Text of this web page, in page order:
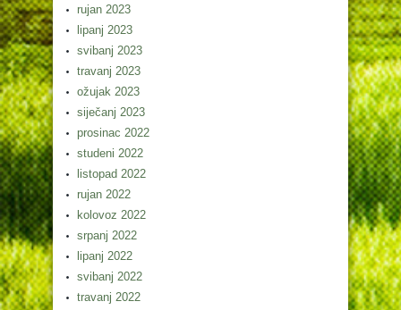
rujan 2023
lipanj 2023
svibanj 2023
travanj 2023
ožujak 2023
siječanj 2023
prosinac 2022
studeni 2022
listopad 2022
rujan 2022
kolovoz 2022
srpanj 2022
lipanj 2022
svibanj 2022
travanj 2022